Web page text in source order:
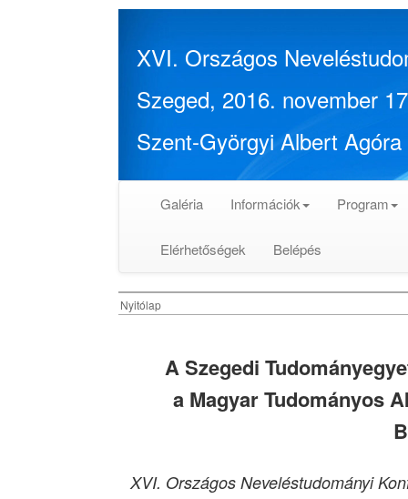
XVI. Országos
Szeged, 2016. november
Szent-Györgyi Albert Agóra
Galéria Információk Program
Elérhetőségek Belépés
Nyitólap
A Szegedi
a Magyar Tudományos
XVI. Országos Neveléstudományi